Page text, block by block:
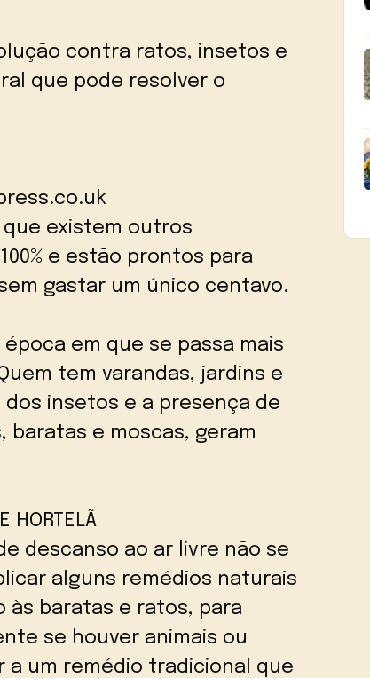
contra ratos, insetos e
que pode resolver o
que existem outros
e estão prontos para
gastar um único centavo.
em que se passa mais
tem varandas, jardins e
insetos e a presença de
baratas e moscas, geram
HORTELÃ
descanso ao ar livre não se
alguns remédios naturais
às baratas e ratos, para
se houver animais ou
a um remédio tradicional que